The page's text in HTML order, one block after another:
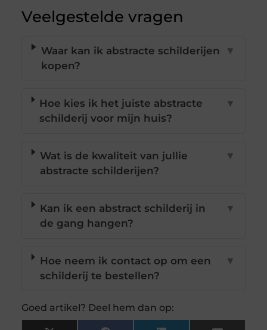
Veelgestelde vragen
Waar kan ik abstracte schilderijen
kopen?
▼
Hoe kies ik het juiste abstracte
schilderij voor mijn huis?
▼
Wat is de kwaliteit van jullie
abstracte schilderijen?
▼
Kan ik een abstract schilderij in
de gang hangen?
▼
Hoe neem ik contact op om een
schilderij te bestellen?
▼
Goed artikel? Deel hem dan op: